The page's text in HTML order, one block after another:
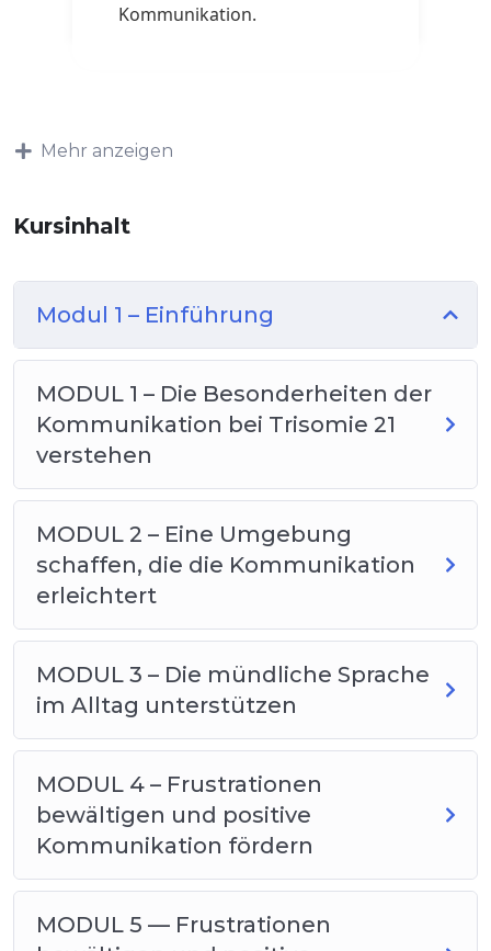
Kommunikation.
Mehr anzeigen
Kursinhalt
Modul 1 – Einführung
MODUL 1 – Die Besonderheiten der
Kommunikation bei Trisomie 21
verstehen
MODUL 2 – Eine Umgebung
schaffen, die die Kommunikation
erleichtert
MODUL 3 – Die mündliche Sprache
im Alltag unterstützen
MODUL 4 – Frustrationen
bewältigen und positive
Kommunikation fördern
MODUL 5 — Frustrationen